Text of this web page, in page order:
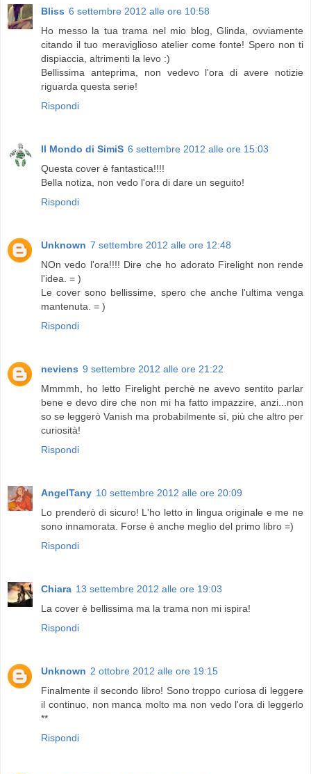
Bliss 6 settembre 2012 alle ore 10:58
Ho messo la tua trama nel mio blog, Glinda, ovviamente
citando il tuo meraviglioso atelier come fonte! Spero non ti
dispiaccia, altrimenti la levo :)
Bellissima anteprima, non vedevo l'ora di avere notizie
riguarda questa serie!
Rispondi
Il Mondo di SimiS 6 settembre 2012 alle ore 15:03
Questa cover è fantastica!!!!
Bella notiza, non vedo l'ora di dare un seguito!
Rispondi
Unknown 7 settembre 2012 alle ore 12:48
NOn vedo l'ora!!!! Dire che ho adorato Firelight non rende
l'idea. = )
Le cover sono bellissime, spero che anche l'ultima venga
mantenuta. = )
Rispondi
neviens 9 settembre 2012 alle ore 21:22
Mmmmh, ho letto Firelight perchè ne avevo sentito parlar
bene e devo dire che non mi ha fatto impazzire, anzi...non
so se leggerò Vanish ma probabilmente sì, più che altro per
curiosità!
Rispondi
AngelTany 10 settembre 2012 alle ore 20:09
Lo prenderò di sicuro! L'ho letto in lingua originale e me ne
sono innamorata. Forse è anche meglio del primo libro =)
Rispondi
Chiara 13 settembre 2012 alle ore 19:03
La cover è bellissima ma la trama non mi ispira!
Rispondi
Unknown 2 ottobre 2012 alle ore 19:15
Finalmente il secondo libro! Sono troppo curiosa di leggere
il continuo, non manca molto ma non vedo l'ora di leggerlo
**
Rispondi